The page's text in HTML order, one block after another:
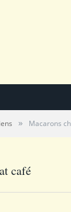
» Macarons
café